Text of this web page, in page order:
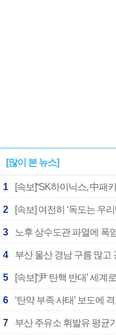
[많이 본 뉴스]
1 [속보]“SK하이닉스, 中패
2
3 노후 상수도관 파열에 폭
4
5 [속보]‘尹 탄핵 반대’ 세
6
7 부산 주유소 휘발유 평균